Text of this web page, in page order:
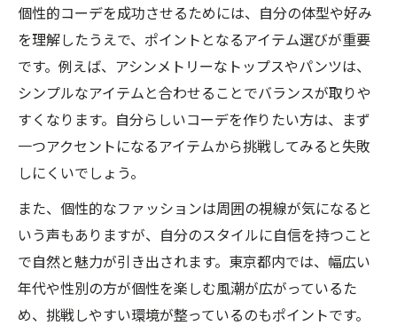
個性的コーデを成功させるためには、自分の体型や好み
を理解したうえで、ポイントとなるアイテム選びが重要
です。例えば、アシンメトリーなトップスやパンツは、
シンプルなアイテムと合わせることでバランスが取りや
すくなります。自分らしいコーデを作りたい方は、まず
一つアクセントになるアイテムから挑戦してみると失敗
しにくいでしょう。
また、個性的なファッションは周囲の視線が気になると
いう声もありますが、自分のスタイルに自信を持つこと
で自然と魅力が引き出されます。東京都内では、幅広い
年代や性別の方が個性を楽しむ風潮が広がっているた
め、挑戦しやすい環境が整っているのもポイントです。